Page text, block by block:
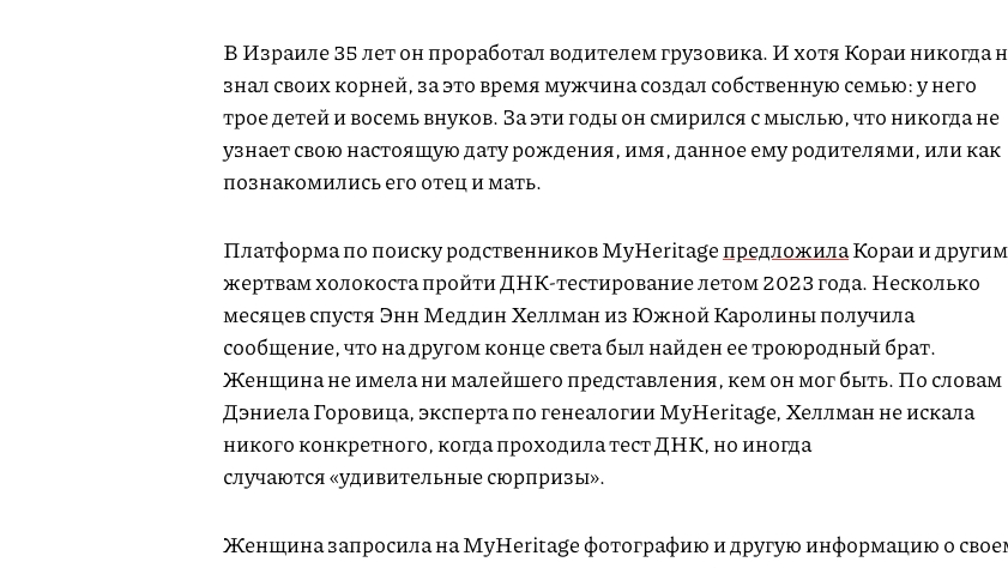
В Израиле 35 лет он проработал водителем грузовика. И хотя Кораи никогда
знал своих корней, за это время мужчина создал собственную семью: у него
трое детей и восемь внуков. За эти годы он смирился с мыслью, что никогда не
узнает свою настоящую дату рождения, имя, данное ему родителями, или как
познакомились его отец и мать.
Платформа по поиску родственников MyHeritageпредложилаКораи и другим
жертвам холокоста пройти ДНК-тестирование летом 2023 года. Несколько
месяцев спустя Энн Меддин Хеллман из Южной Каролины получила
сообщение, что на другом конце света был найден ее троюродный брат.
Женщина не имела ни малейшего представления, кем он мог быть. По словам
Дэниела Горовица, эксперта по генеалогии MyHeritage, Хеллман не искала
никого конкретного, когда проходила тест ДНК, но иногда
случаются «удивительные сюрпризы».
Женщина запросила на MyHeritage фотографию и другую информацию о